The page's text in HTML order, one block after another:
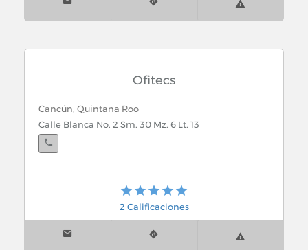
Chetumal, Quintana Roo
Local 5
Cozumel, Quintana Roo
Sucursal Plaza Cristal Cozumel: Int. Plaza Cristal
Chedraui Locales 6,7 y 8.
Cozumel, Quintana Roo
Sucursal Plaza Oriente Cozumel: Av. Benito Juarez x
Av. 115 y Av. 120
Ofitecs
Cancún, Quintana Roo
Calle Blanca No. 2 Sm. 30 Mz. 6 Lt. 13
2 Calificaciones